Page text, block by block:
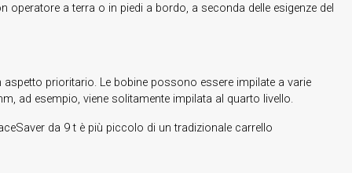
a terra o in piedi a bordo, a seconda delle esigenze del
prioritario. Le bobine possono essere impilate a varie
ad esempio, viene solitamente impilata al quarto livello.
da 9 t è più piccolo di un tradizionale carrello